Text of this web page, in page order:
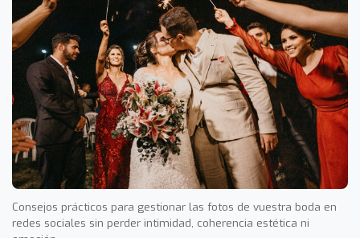
Consejos prácticos para gestionar las fotos de vuestra boda en
redes sociales sin perder intimidad, coherencia estética ni